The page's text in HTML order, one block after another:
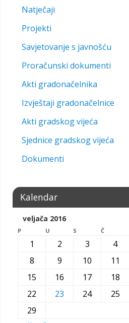
Natječaji
Projekti
Savjetovanje s javnošću
Proračunski dokumenti
Akti gradonačelnika
Izvještaji gradonačelnice
Akti gradskog vijeća
Sjednice gradskog vijeća
Dokumenti
Kalendar
veljača 2016
P U S Č
1 2 3 4
8
9 10 11
15
16 17 18
22
23 24 25
29